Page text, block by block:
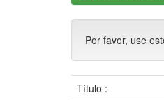
Por favor, use
Título :